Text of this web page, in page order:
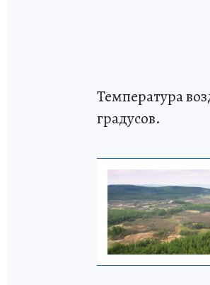
Температура
градусов.